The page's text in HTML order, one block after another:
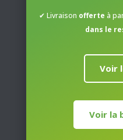
✔ Livraison offerte à
dans le
Voir
Voir la